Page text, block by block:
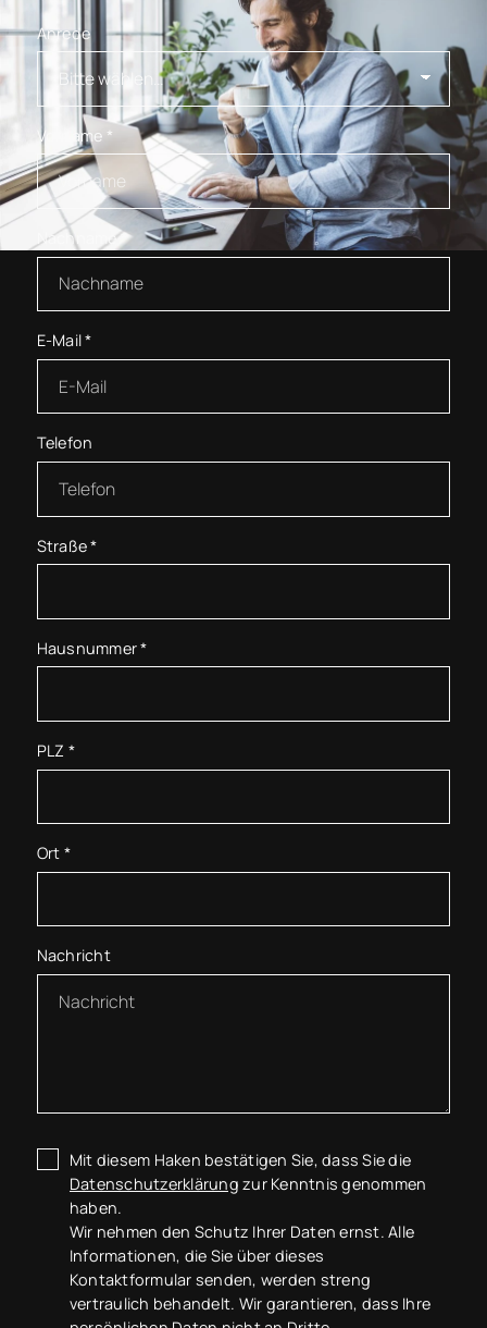
Anrede
Vorname *
Nachname*
E-Mail*
Telefon
Straße*
Hausnummer*
PLZ *
Ort *
Nachricht
Mit diesem Haken bestätigen Sie, dass Sie die
Datenschutzerklärung zur Kenntnis genommen
haben.
Wir nehmen den Schutz Ihrer Daten ernst. Alle
Informationen, die Sie über dieses
Kontaktformular senden, werden streng
vertraulich behandelt. Wir garantieren, dass Ihre